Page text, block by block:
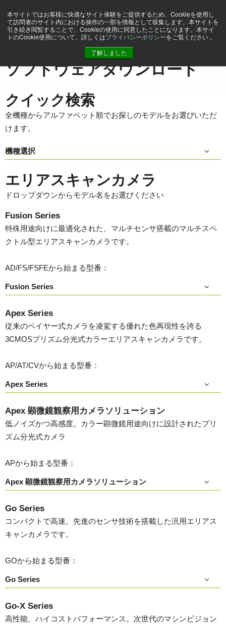
本サイトではお客様に快適なサイト体験をご提供するため、Cookieを使用し
て訪問者のサイト内における操作の一部を情報として収集します。本サイトを
引き続き閲覧することで、Cookieの使用に同意したことになります。本サイ
トのCookie使用について、詳しくはプライバシーポリシーをご覧ください 。
了解しました
ソフトウェアダウンロード
ソフトウェアダウンロード
クイック検索
全機種からアルファベット順でお探しのモデルをお選びいただ
けます。
機種選択
エリアスキャンカメラ
ドロップダウンからモデル名をお選びください
Fusion Series
特殊用途向けに最適化された、マルチセンサ搭載のマルチスペ
クトル型エリアスキャンカメラです。
AD/FS/FSFEから始まる型番：
Fusion Series
Apex Series
従来のベイヤー式カメラを凌駕する優れた色再現性を誇る
3CMOSプリズム分光式カラーエリアスキャンカメラです。
AP/AT/CVから始まる型番：
Apex Series
Apex 顕微鏡観察用カメラソリューション
低ノイズかつ高感度。カラー顕微鏡用途向けに設計されたプリ
ズム分光式カメラ
APから始まる型番：
Apex 顕微鏡観察用カメラソリューション
Go Series
コンパクトで高速。先進のセンサ技術を搭載した汎用エリアス
キャンカメラです。
GOから始まる型番：
Go Series
Go-X Series
高性能、ハイコストパフォーマンス。次世代のマシンビジョン